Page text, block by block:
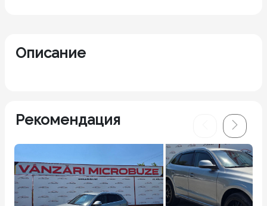
Описание
Рекомендация